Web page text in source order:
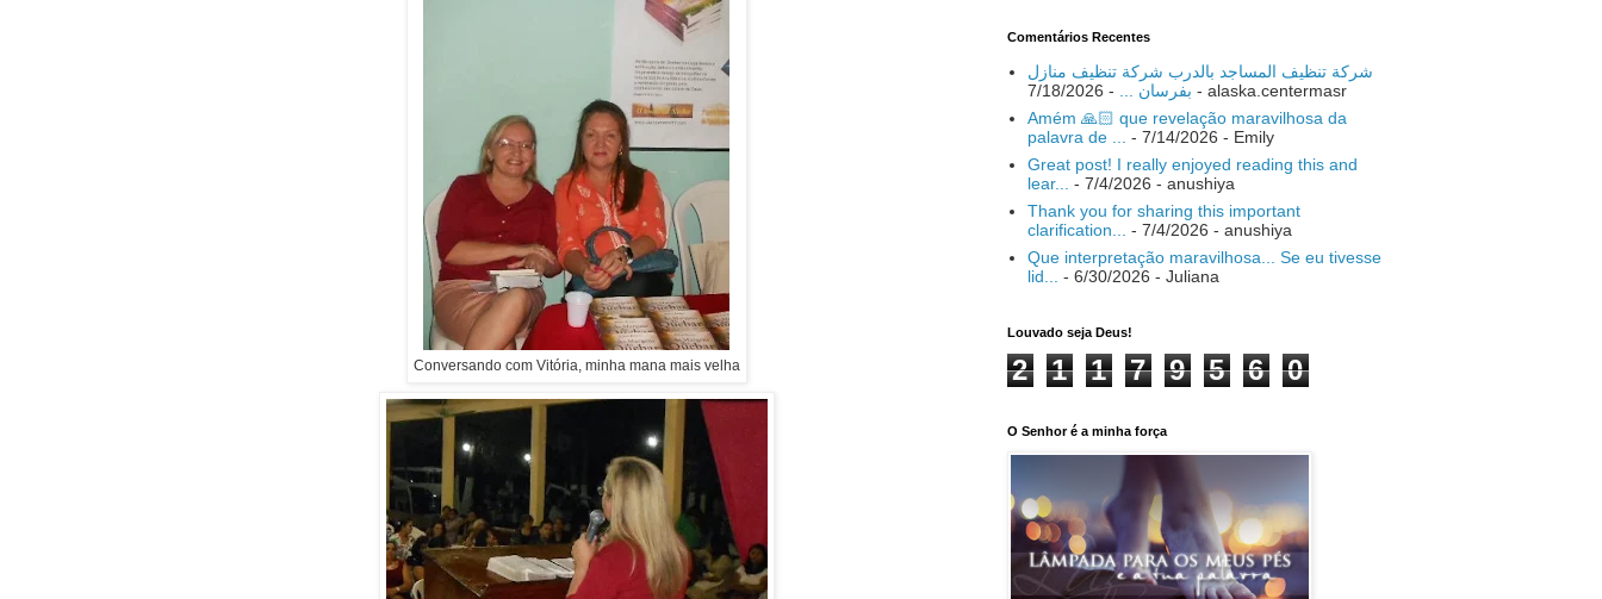
Conversando com Vitória, minha mana mais velha
Comentários Recentes
شركة تنظيف المساجد بالدرب شركة تنظيف منازل
بفرسان ...
- 7/18/2026
- alaska.centermasr
Amém 🙏🏻 que revelação maravilhosa da
palavra de ...
- 7/14/2026 - Emily
Great post! I really enjoyed reading this and
lear...
- 7/4/2026 - anushiya
Thank you for sharing this important
clarification...
- 7/4/2026 - anushiya
Que interpretação maravilhosa... Se eu tivesse
lid...
- 6/30/2026 - Juliana
Louvado seja Deus!
2 1 1 7 9 5 6 0
O Senhor é a minha força